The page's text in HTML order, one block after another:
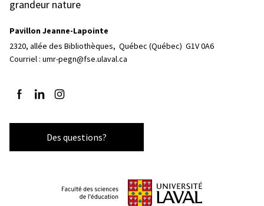
grandeur nature
Pavillon Jeanne-Lapointe
2320, allée des Bibliothèques, Québec (Québec)  G1V 0A6
Courriel : umr-pegn@fse.ulaval.ca
Suivez-nous sur Facebook
Suivez-nous sur LinkedIn
Suivez-nous sur Instagram
Des questions?